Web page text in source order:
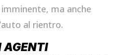
ma anche
al rientro.
AGENTI